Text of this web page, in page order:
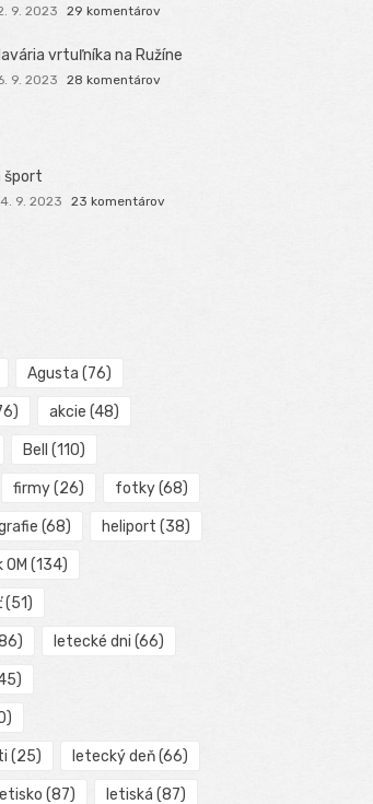
9. 2023 29 komentárov
vrtuľníka na Ružíne
9. 2023 28 komentárov
šport
9. 2023 23 komentárov
Agusta (76)
akcie (48)
Bell (110)
firmy(26) fotky(68)
(68) heliport (38)
(134)
(51)
letecké dni (66)
(25) letecký deň(66)
letisko (87) letiská (87)